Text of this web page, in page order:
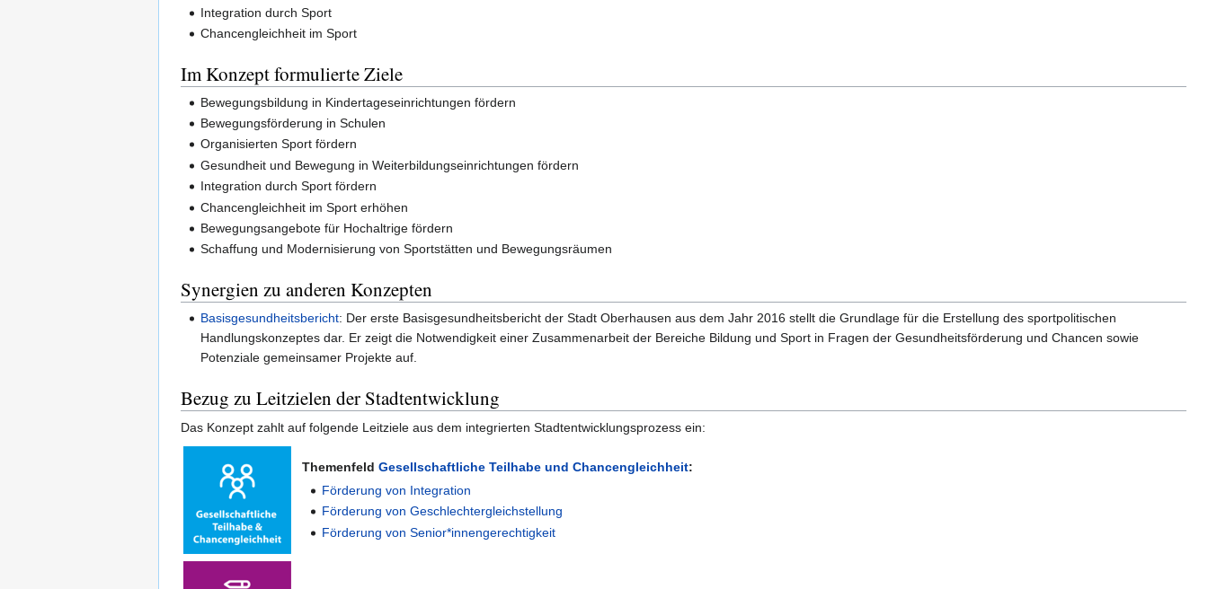
Integration durch Sport
Chancengleichheit im Sport
Im Konzept formulierte Ziele
Bewegungsbildung in Kindertageseinrichtungen fördern
Bewegungsförderung in Schulen
Organisierten Sport fördern
Gesundheit und Bewegung in Weiterbildungseinrichtungen fördern
Integration durch Sport fördern
Chancengleichheit im Sport erhöhen
Bewegungsangebote für Hochaltrige fördern
Schaffung und Modernisierung von Sportstätten und Bewegungsräumen
Synergien zu anderen Konzepten
Basisgesundheitsbericht: Der erste Basisgesundheitsbericht der Stadt Oberhausen aus dem Jahr 2016 stellt die Grundlage für die Erstellung des sportpolitischen
Handlungskonzeptes dar. Er zeigt die Notwendigkeit einer Zusammenarbeit der Bereiche Bildung und Sport in Fragen der Gesundheitsförderung und Chancen sowie
Potenziale gemeinsamer Projekte auf.
Bezug zu Leitzielen der Stadtentwicklung
Das Konzept zahlt auf folgende Leitziele aus dem integrierten Stadtentwicklungsprozess ein:
Themenfeld Gesellschaftliche Teilhabe und Chancengleichheit:
Förderung von Integration
Förderung von Geschlechtergleichstellung
Förderung von Senior*innengerechtigkeit